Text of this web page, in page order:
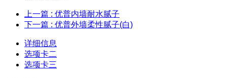
上一篇 : 优普内墙耐水腻子
下一篇 : 优普外墙柔性腻子(白)
详细信息
选项卡二
选项卡三